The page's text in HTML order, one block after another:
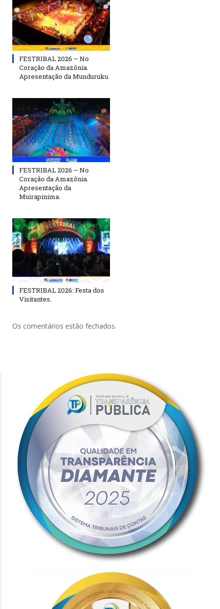
FESTRIBAL 2026 – No
Coração da Amazônia.
Apresentação da Munduruku.
FESTRIBAL 2026 – No
Coração da Amazônia.
Apresentação da
Muirapinima.
FESTRIBAL 2026: Festa dos
Visitantes.
Os comentários estão fechados.